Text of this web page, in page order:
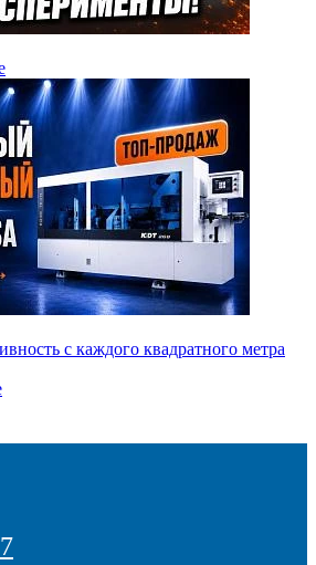
с каждого квадратного метра